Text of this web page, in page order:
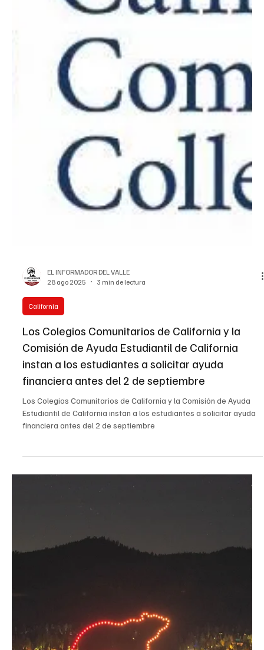
Comunicado a los medios de comunicación y a los miembros de
28 ago 2025
3 min de lectura
Los Colegios Comunitarios de California y la
Comisión de Ayuda Estudiantil de California
instan a los estudiantes a solicitar ayuda
financiera antes del 2 de septiembre